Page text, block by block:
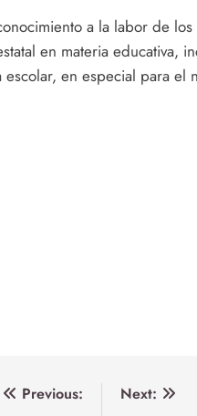
a la labor de
en materia educativa,
en especial para el
Previous:
Next: